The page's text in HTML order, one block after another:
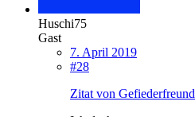
Huschi75
Gast
7. April 2019
#28
Zitat von Gefiederfreund